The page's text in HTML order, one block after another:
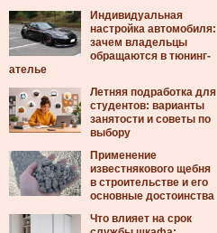
Индивидуальная
настройка автомобиля:
зачем владельцы
обращаются в тюнинг-
ателье
Летняя подработка для
студентов: варианты
занятости и советы по
выбору
Применение
известнякового щебня
в строительстве и его
основные достоинства
Что влияет на срок